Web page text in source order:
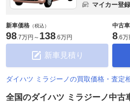
マイカー登録
新車価格 （税込）
98.7万円 ～ 138.6万円
新車見積り
中古
8.6万
ダイハツ ミラジーノの買取価格・査定
全国のダイハツ ミラジーノ中古